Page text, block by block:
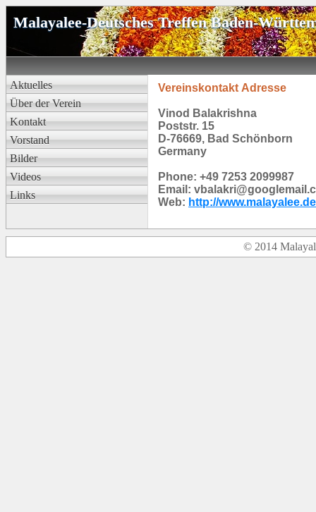
Malayalee-Deutsches TreffenBaden-
Aktuelles
Über der Verein
Kontakt
Vorstand
Bilder
Videos
Links
Vereinskontakt Adresse
Vinod Balakrishna
Poststr. 15
D-76669, Bad Schönborn
Germany
Phone: +49 7253 2099987
Email:
Web: http://www.malayalee.de
© 2014